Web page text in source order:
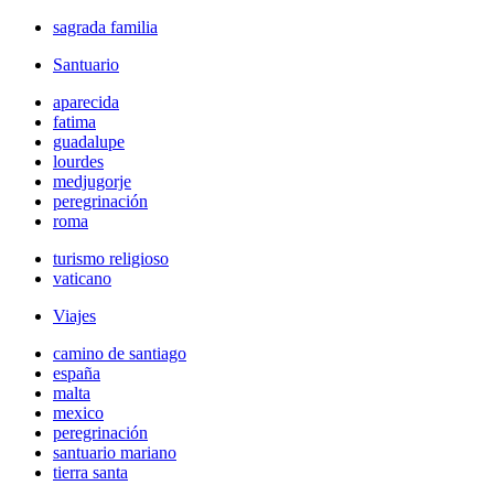
sagrada familia
Santuario
aparecida
fatima
guadalupe
lourdes
medjugorje
peregrinación
roma
turismo religioso
vaticano
Viajes
camino de santiago
españa
malta
mexico
peregrinación
santuario mariano
tierra santa